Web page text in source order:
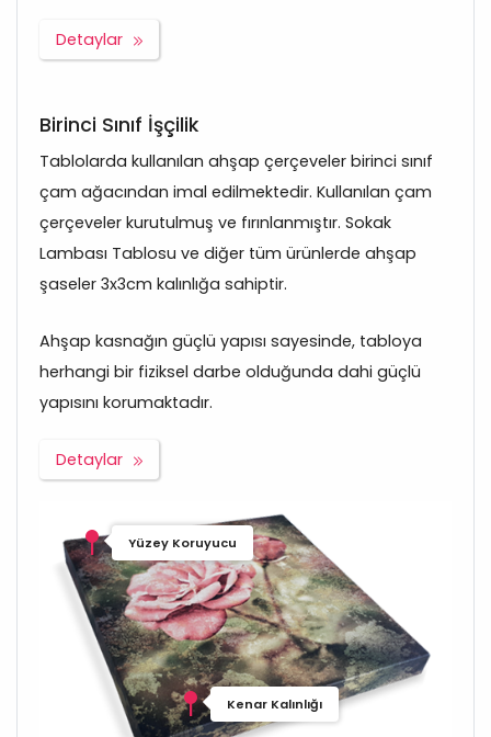
Detaylar
Birinci Sınıf İşçilik
Tablolarda kullanılan ahşap çerçeveler birinci sınıf
çam ağacından imal edilmektedir. Kullanılan çam
çerçeveler kurutulmuş ve fırınlanmıştır. Sokak
Lambası Tablosu ve diğer tüm ürünlerde ahşap
şaseler 3x3cm kalınlığa sahiptir.
Ahşap kasnağın güçlü yapısı sayesinde, tabloya
herhangi bir fiziksel darbe olduğunda dahi güçlü
yapısını korumaktadır.
Detaylar
Yüzey Koruyucu
Kenar Kalınlığı